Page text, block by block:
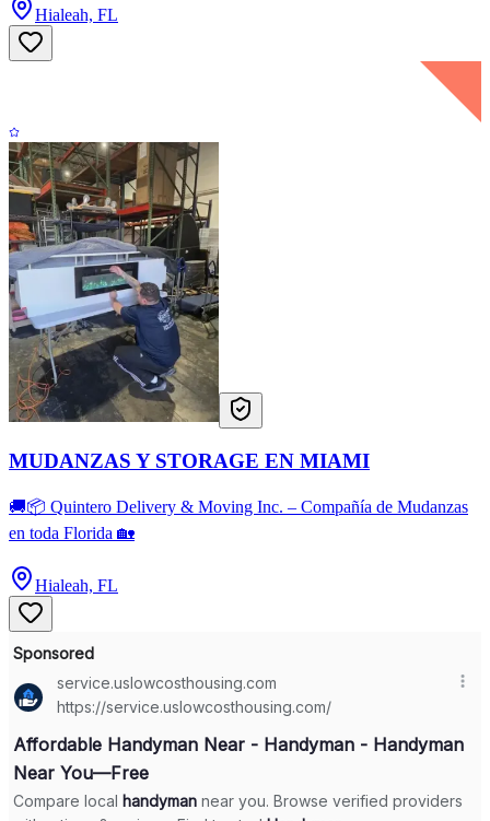
Hialeah, FL
MUDANZAS Y STORAGE EN MIAMI
🚚📦 Quintero Delivery & Moving Inc. – Compañía de Mudanzas
en toda Florida 🏡
Hialeah, FL